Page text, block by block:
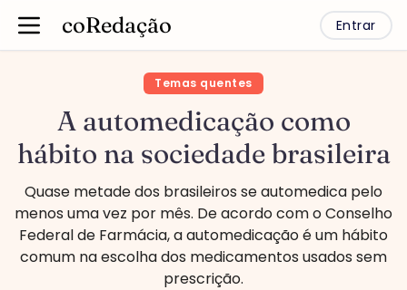
Entrar
coRedação
Temas quentes
A automedicação como
hábito na sociedade brasileira
Quase metade dos brasileiros se automedica pelo
menos uma vez por mês. De acordo com o Conselho
Federal de Farmácia, a automedicação é um hábito
comum na escolha dos medicamentos usados sem
prescrição.